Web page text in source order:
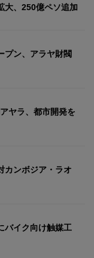
大、250億ペソ追加
プン、アラヤ財閥
ヤラ、都市開発を
カンボジア・ラオ
バイク向け触媒工